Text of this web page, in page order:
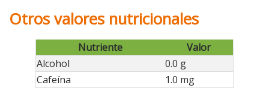
Otros valores nutricionales
Nutriente
Valor
Alcohol
0.0 g
Cafeína
1.0 mg